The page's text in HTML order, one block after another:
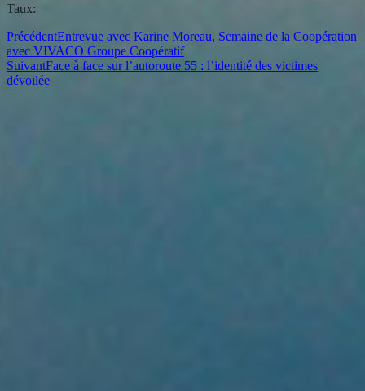
Taux:
PrécédentEntrevue avec Karine Moreau, Semaine de la Coopération
avec VIVACO Groupe Coopératif
SuivantFace à face sur l’autoroute 55 : l’identité des victimes
dévoilée